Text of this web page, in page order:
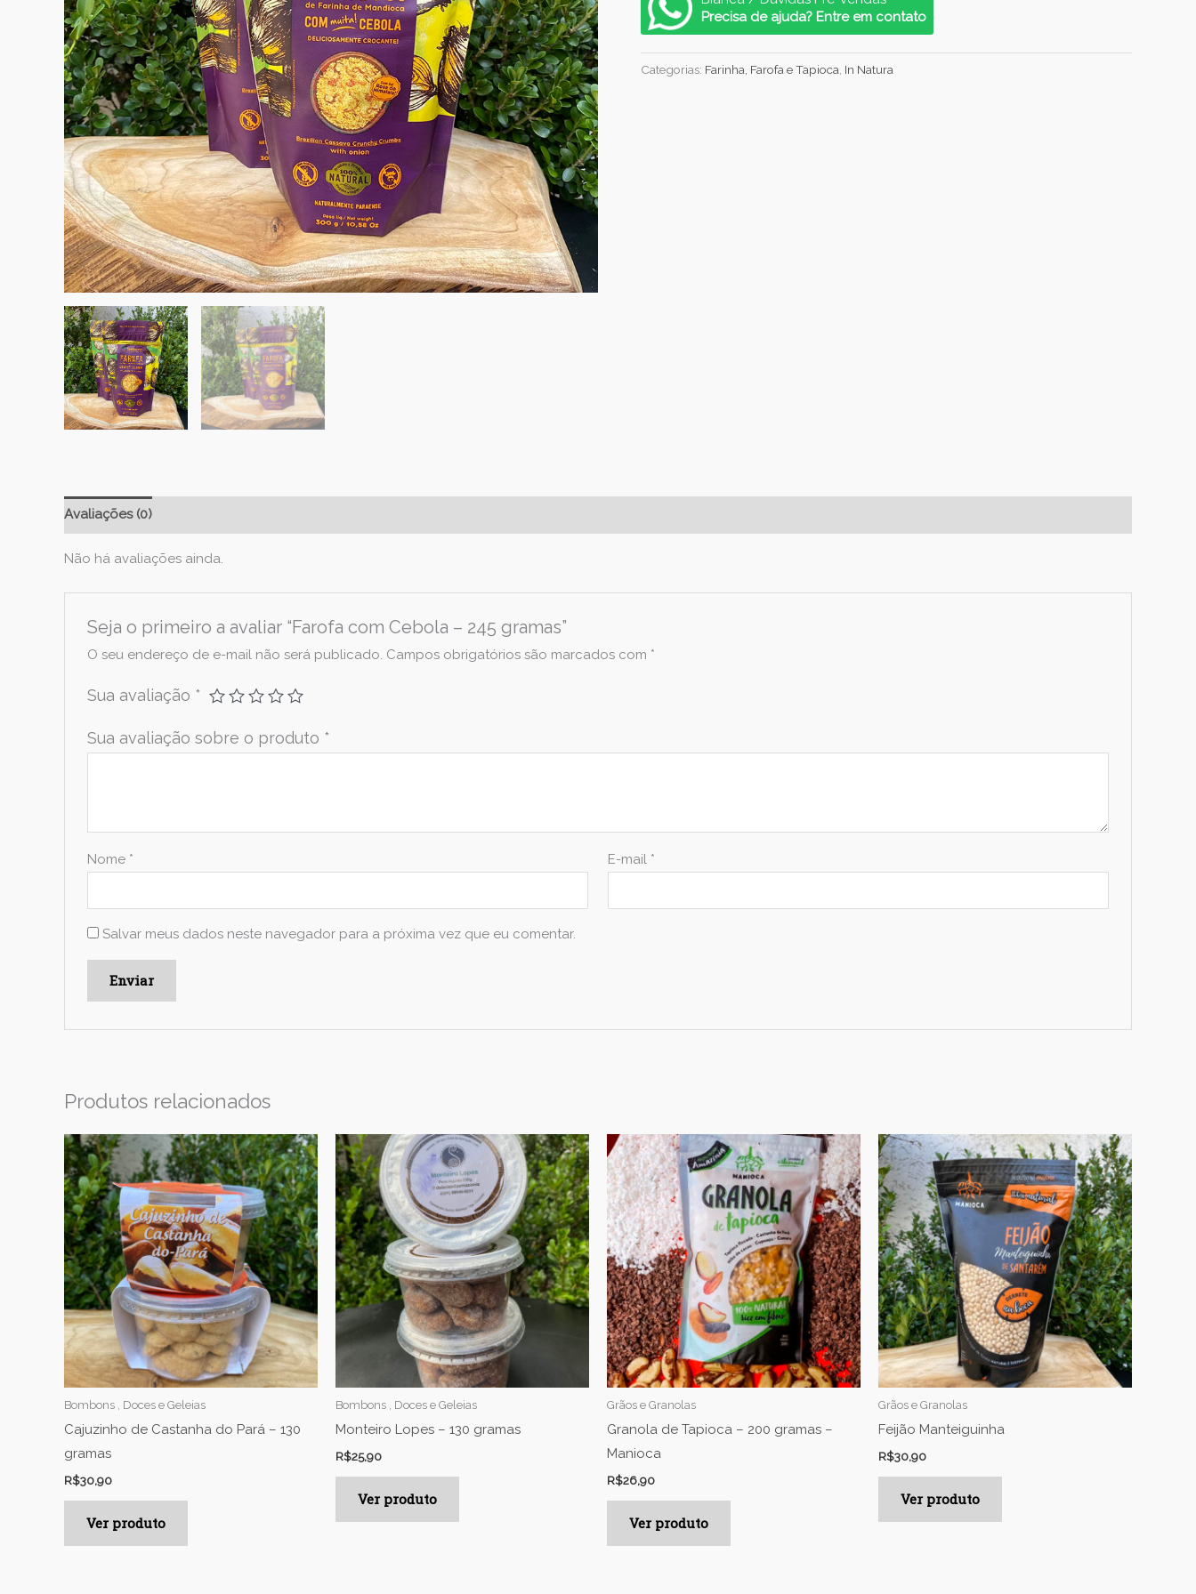
Precisa de ajuda? Entre em contato
Categorias: Farinha, Farofa e Tapioca, In Natura
Avaliações (0)
Não há avaliações ainda.
Seja o primeiro a avaliar “Farofa com Cebola – 245 gramas”
O seu endereço de e-mail não será publicado. Campos obrigatórios são marcados com *
Sua avaliação *
Sua avaliação sobre o produto *
Nome * E-mail *
Salvar meus dados neste navegador para a próxima vez que eu comentar.
Produtos relacionados
Bombons , Doces e Geleias
Cajuzinho de Castanha do Pará – 130
gramas
R$30,90
Ver produto
Bombons , Doces e Geleias
Monteiro Lopes – 130 gramas
R$25,90
Ver produto
Grãos e Granolas
Granola de Tapioca – 200 gramas –
Manioca
R$26,90
Ver produto
Grãos e Granolas
Feijão Manteiguinha
R$30,90
Ver produto